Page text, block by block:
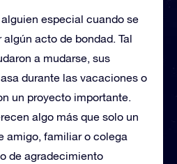
especial cuando se
acto de bondad. Tal
a mudarse, sus
durante las vacaciones o
un proyecto importante.
algo más que solo un
amigo, familiar o colega
de agradecimiento